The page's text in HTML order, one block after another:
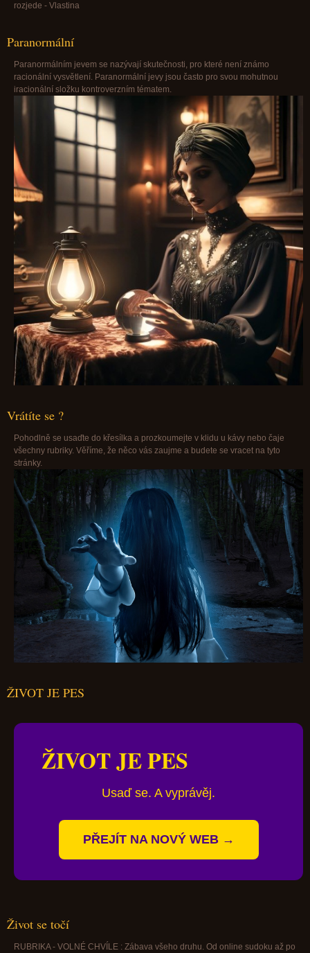
rozjede - Vlastina
Paranormální
Paranormálním jevem se nazývají skutečnosti, pro které není známo
racionální vysvětlení. Paranormální jevy jsou často pro svou mohutnou
iracionální složku kontroverzním tématem.
Vrátíte se ?
Pohodlně se usaďte do křesílka a prozkoumejte v klidu u kávy nebo čaje
všechny rubriky. Věříme, že něco vás zaujme a budete se vracet na tyto
stránky.
ŽIVOT JE PES
ŽIVOT JE PES
Usaď se. A vyprávěj.
PŘEJÍT NA NOVÝ WEB →
Život se točí
RUBRIKA - VOLNÉ CHVÍLE : Zábava všeho druhu. Od online sudoku až po